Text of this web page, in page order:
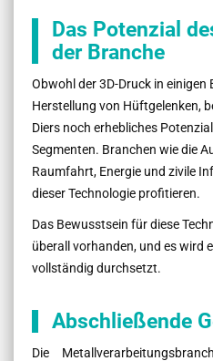
Das Potenzial
der Branche
Obwohl der 3D-Druck in einigen
Herstellung von Hüftgelenken,
Diers noch erhebliches
Segmenten. Branchen wie die
Raumfahrt, Energie und zivile
dieser Technologie profitieren.
Das Bewusstsein für diese
überall vorhanden, und es wird
vollständig durchsetzt.
Abschließende
Die